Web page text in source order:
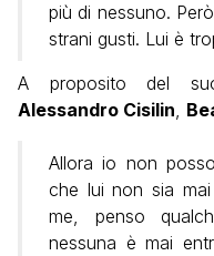
più di nessuno.
strani gusti. Lui è
A proposito del
Alessandro Cisilin,
Allora io non
che lui non sia
me, penso
nessuna è mai